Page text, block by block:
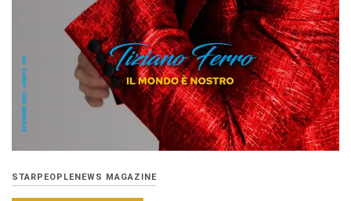
STARPEOPLENEWS MAGAZINE